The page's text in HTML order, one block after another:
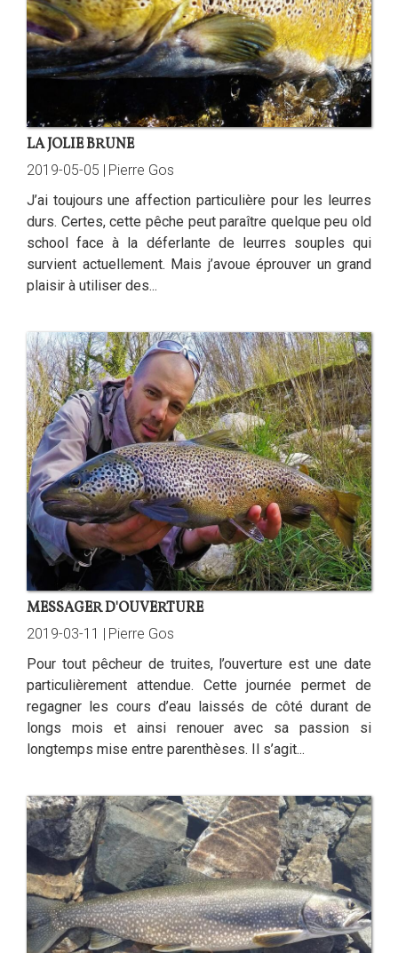
LA JOLIE BRUNE
2019-05-05 | Pierre Gos
J’ai toujours une affection particulière pour les leurres
durs. Certes, cette pêche peut paraître quelque peu old
school face à la déferlante de leurres souples qui
survient actuellement. Mais j’avoue éprouver un grand
plaisir à utiliser des...
MESSAGER D'OUVERTURE
2019-03-11 | Pierre Gos
Pour tout pêcheur de truites, l’ouverture est une date
particulièrement attendue. Cette journée permet de
regagner les cours d’eau laissés de côté durant de
longs mois et ainsi renouer avec sa passion si
longtemps mise entre parenthèses. Il s’agit...